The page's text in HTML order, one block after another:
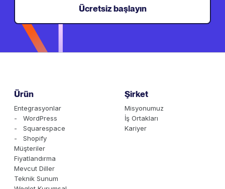
Ücretsiz başlayın
Ürün
Entegrasyonlar
- WordPress
- Squarespace
- Shopify
Müşteriler
Fiyatlandırma
Mevcut Diller
Teknik Sunum
Şirket
Misyonumuz
İş Ortakları
Kariyer